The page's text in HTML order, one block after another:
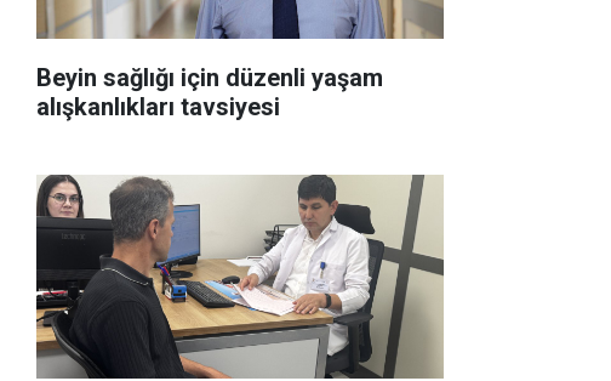
Beyin sağlığı için düzenli yaşam
alışkanlıkları tavsiyesi